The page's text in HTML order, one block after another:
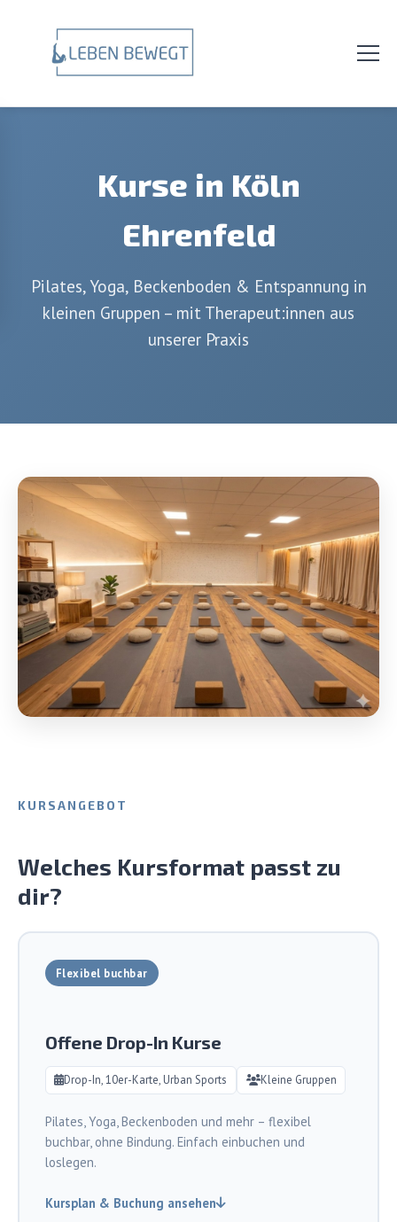
Kurse in Köln
Ehrenfeld
Pilates, Yoga, Beckenboden & Entspannung in
kleinen Gruppen – mit Therapeut:innen aus
unserer Praxis
KURSANGEBOT
Welches Kursformat passt zu
dir?
Flexibel buchbar
Offene Drop-In Kurse
Drop-In, 10er-Karte, Urban Sports Kleine Gruppen
Pilates, Yoga, Beckenboden und mehr – flexibel
buchbar, ohne Bindung. Einfach einbuchen und
loslegen.
Kursplan & Buchung ansehen